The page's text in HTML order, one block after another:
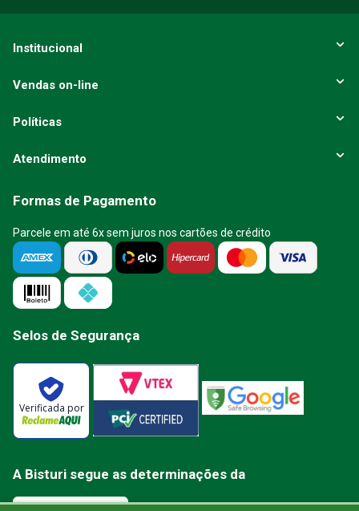
ENVIAR AVALIAÇÃO
Institucional
Vendas on-line
Políticas
Atendimento
Formas de Pagamento
Parcele em até 6x sem juros nos cartões de crédito
Selos de Segurança
Verificada por
A Bisturi segue as determinações da